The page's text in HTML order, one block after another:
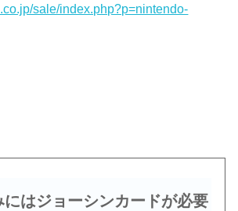
sale/index.php?p=nintendo-
にはジョーシンカードが必要